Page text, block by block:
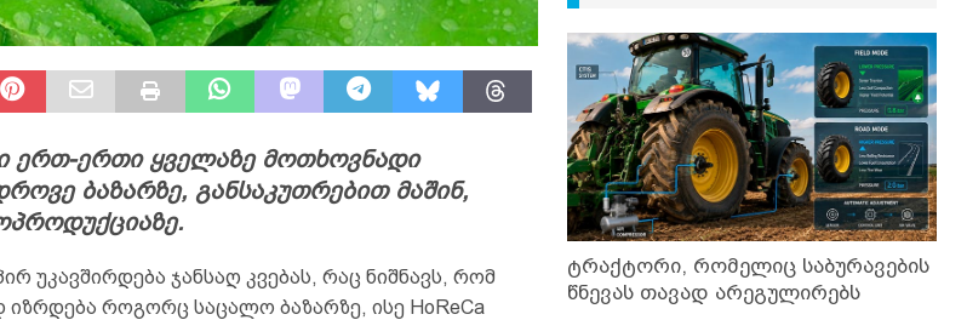
ერთ-ერთი ყველაზე მოთხოვნადი
ბაზარზე, განსაკუთრებით მაშინ,
უკავშირდება ჯანსაღ კვებას, რაც ნიშნავს, რომ
როგორც საცალო ბაზარზე, ისე HoReCa
ტრაქტორი, რომელიც საბურავების
წნევას თავად არეგულირებს